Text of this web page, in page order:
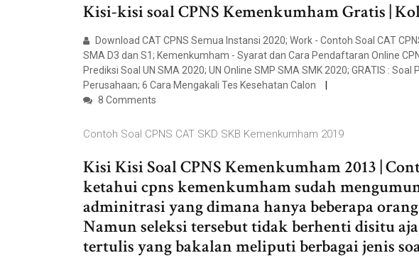
Kisi-kisi soal CPNS Kemenkumham Gratis |
Download CAT CPNS Semua Instansi 2020; Work - Contoh Soal CAT
SMA D3 dan S1; Kemenkumham - Syarat dan Cara Pendaftaran Online
Prediksi Soal UN SMA 2020; UN Online SMP SMA SMK 2020; GRATIS :
Perusahaan; 6 Cara Mengakali Tes Kesehatan Calon
8 Comments
Contoh Soal CPNS CAT SKD SKB Kemenkumham 2019
Kisi Kisi Soal CPNS Kemenkumham 2013 |
ketahui cpns kemenkumham sudah
adminitrasi yang dimana hanya beberapa
Namun seleksi tersebut tidak berhenti disitu
tertulis yang bakalan meliputi berbagai jenis